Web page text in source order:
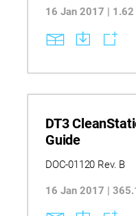
16 Jan 2017 | 1.62
DT3
Guide
DOC-01120 Rev. B
16 Jan 2017 |